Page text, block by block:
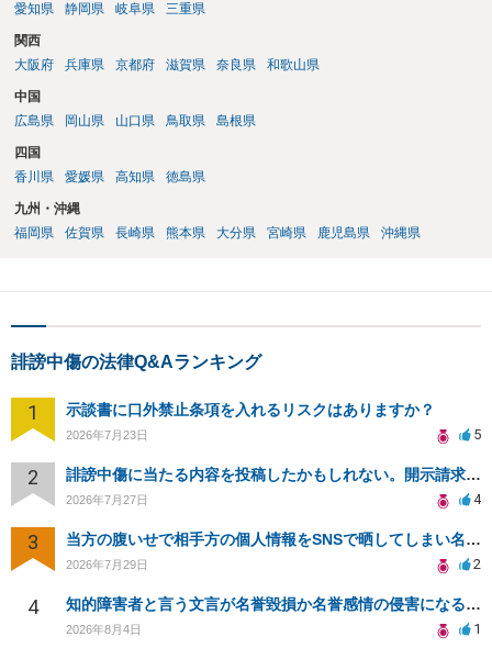
愛知県
静岡県 岐阜県 三重県
関西
大阪府
兵庫県 京都府 滋賀県 奈良県 和歌山県
中国
広島県
岡山県 山口県 鳥取県 島根県
四国
香川県
愛媛県 高知県 徳島県
九州・沖縄
福岡県
佐賀県 長崎県 熊本県 大分県 宮崎県 鹿児島県 沖縄県
誹謗中傷の法律Q&Aランキング
1 示談書に口外禁止条項を入れるリスクはありますか？
2026年7月23日 5
2 誹謗中傷に当たる内容を投稿したかもしれない。開示請求や民事刑事裁判に発展しうるのか教えて欲しい。
2026年7月27日 4
3 当方の腹いせで相手方の個人情報をSNSで晒してしまい名誉毀損させてしまったかもしれない
2026年7月29日 2
4 知的障害者と言う文言が名誉毀損か名誉感情の侵害になるか教えてほしい。
2026年8月4日 1